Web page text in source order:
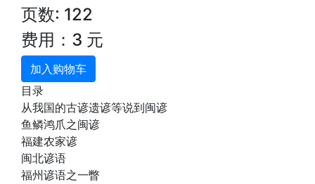
页数: 122
费用：3 元
加入购物车
目录
从我国的古谚遗谚等说到闽谚
鱼鳞鸿爪之闽谚
福建农家谚
闽北谚语
福州谚语之一瞥